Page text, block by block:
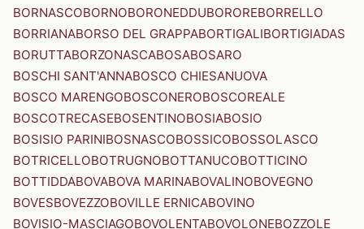
BORNASCOBORNOBORONEDDUBOROREBORRELLO
BORRIANABORSO DEL GRAPPABORTIGALIBORTIGIADAS
BORUTTABORZONASCABOSABOSARO
BOSCHI SANT'ANNABOSCO CHIESANUOVA
BOSCO MARENGOBOSCONEROBOSCOREALE
BOSCOTRECASEBOSENTINOBOSIABOSIO
BOSISIO PARINIBOSNASCOBOSSICOBOSSOLASCO
BOTRICELLOBOTRUGNOBOTTANUCOBOTTICINO
BOTTIDDABOVABOVA MARINABOVALINOBOVEGNO
BOVESBOVEZZOBOVILLE ERNICABOVINO
BOVISIO-MASCIAGOBOVOLENTABOVOLONEBOZZOLE